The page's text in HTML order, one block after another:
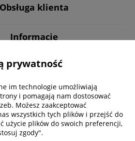
Obsługa klienta
Informacje
Twoje konto
obsługi klienta
prywatność
im technologie umożliwiają
i pomagają nam dostosować
Możesz zaakceptować
wszystkich tych plików i przejść do
użycie plików do swoich preferencji,
zgody".